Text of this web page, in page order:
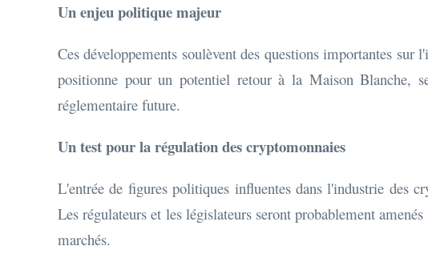
Un enjeu politique majeur
Ces développements soulèvent des questions importantes
positionne pour un potentiel retour à la Maison Blanche,
réglementaire future.
Un test pour la régulation des cryptomonnaies
L'entrée de figures politiques influentes dans l'industrie des
Les régulateurs et les législateurs seront probablement
marchés.